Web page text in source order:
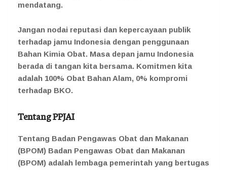
mendatang.
Jangan nodai reputasi dan kepercayaan publik
terhadap jamu Indonesia dengan penggunaan
Bahan Kimia Obat. Masa depan jamu Indonesia
berada di tangan kita bersama. Komitmen kita
adalah 100% Obat Bahan Alam, 0% kompromi
terhadap BKO.
Tentang PPJAI
Tentang Badan Pengawas Obat dan Makanan
(BPOM) Badan Pengawas Obat dan Makanan
(BPOM) adalah lembaga pemerintah yang bertugas